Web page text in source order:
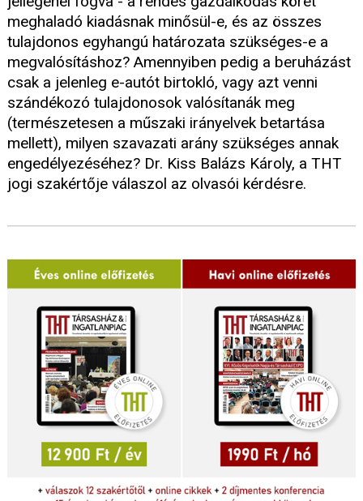
meghaladó kiadásnak minősül-e, és az összes
tulajdonos egyhangú határozata szükséges-e a
megvalósításhoz? Amennyiben pedig a beruházást
csak a jelenleg e-autót birtokló, vagy azt venni
szándékozó tulajdonosok valósítanák meg
(természetesen a műszaki irányelvek betartása
mellett), milyen szavazati arány szükséges annak
engedélyezéséhez? Dr. Kiss Balázs Károly, a THT
jogi szakértője válaszol az olvasói kérdésre.